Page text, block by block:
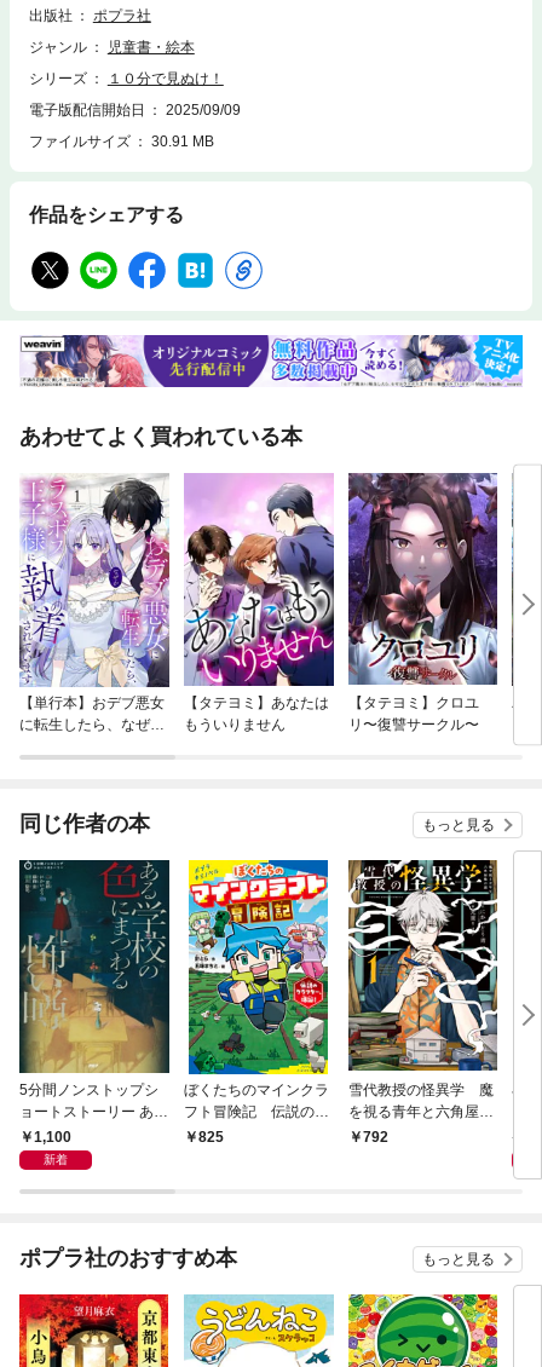
７作。どんでん返しアリ、きみは解くことができるかな？
出版社
ポプラ社
ジャンル
児童書・絵本
シリーズ
１０分で見ぬけ！
電子版配信開始日
2025/09/09
ファイルサイズ
30.91 MB
作品をシェアする
あわせてよく買われている本
【単行本】おデブ悪女
に転生したら、なぜか
【タテヨミ】あなたは
もういりません
【タテヨミ】クロユ
リ〜復讐サークル〜
バ
今
同じ作者の本 もっと見る
5分間ノンストップシ
ョートストーリー ある
学校の色にまつわる怖
い噂
1,100
新着
ぼくたちのマインクラ
フト冒険記 伝説のク
ラフター、爆誕！
825
雪代教授の怪異学 魔
を視る青年と六角屋敷
の謎 １巻
792
小
ポプラ社のおすすめ本 もっと見る